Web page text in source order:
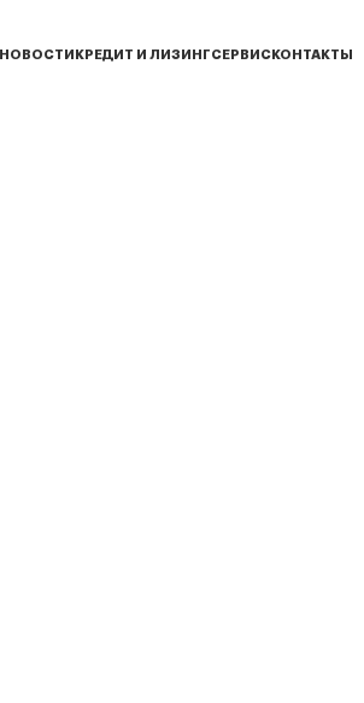
НОВОСТИ КРЕДИТ И ЛИЗИНГСЕРВИС КОНТАКТЫ